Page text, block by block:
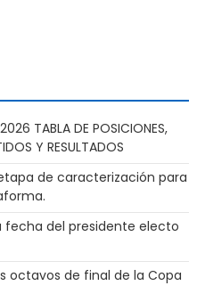
TABLA DE POSICIONES,
Y RESULTADOS
de caracterización para
fecha del presidente electo
octavos de final de la Copa